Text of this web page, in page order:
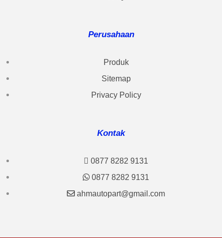
Perusahaan
Produk
Sitemap
Privacy Policy
Kontak
0877 8282 9131
0877 8282 9131
ahmautopart@gmail.com